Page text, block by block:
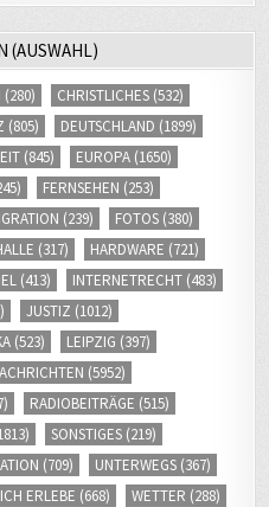
(AUSWAHL)
(280) CHRISTLICHES (532)
(805) DEUTSCHLAND (1899)
(845) EUROPA (1650)
FERNSEHEN (253)
(239) FOTOS (380)
(317) HARDWARE (721)
(413) INTERNETRECHT (483)
JUSTIZ (1012)
(523) LEIPZIG (397)
(5952)
RADIOBEITRÄGE (515)
SONSTIGES (219)
(709) UNTERWEGS (367)
ERLEBE (668) WETTER (288)